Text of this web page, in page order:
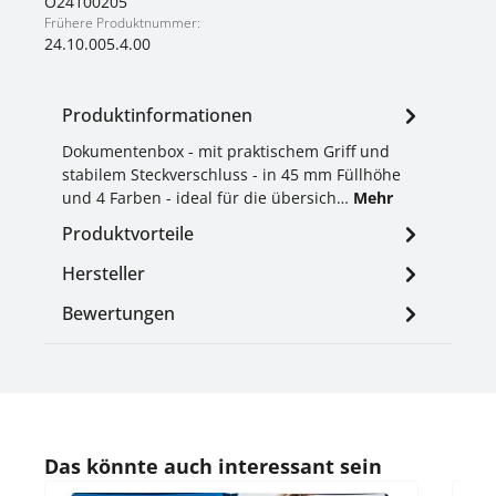
Frühere Produktnummer:
24.10.005.4.00
Produktinformationen
Dokumentenbox - mit praktischem Griff und
stabilem Steckverschluss - in 45 mm Füllhöhe
und 4 Farben - ideal für die übersich… Mehr
Produktvorteile
Hersteller
Bewertungen
Produktgalerie überspringen
Das könnte auch interessant sein